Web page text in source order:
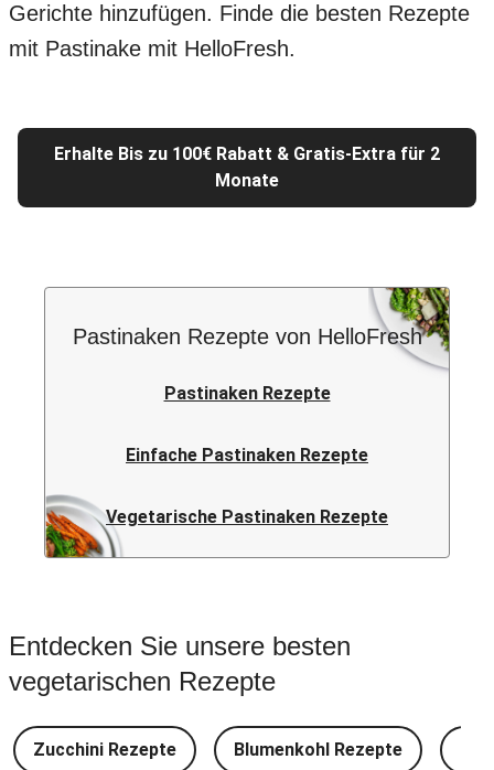
Gerichte hinzufügen. Finde die besten Rezepte
mit Pastinake mit HelloFresh.
Erhalte Bis zu 100€ Rabatt & Gratis-Extra für 2
Monate
Pastinaken Rezepte von HelloFresh
Pastinaken Rezepte
Einfache Pastinaken Rezepte
Vegetarische Pastinaken Rezepte
Entdecken Sie unsere besten
vegetarischen Rezepte
Zucchini Rezepte Blumenkohl Rezepte